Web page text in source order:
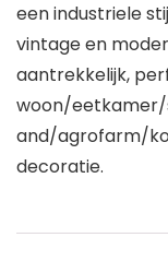
een industriele
vintage en
aantrekkelijk,
woon/
and/agrofarm/
decoratie.